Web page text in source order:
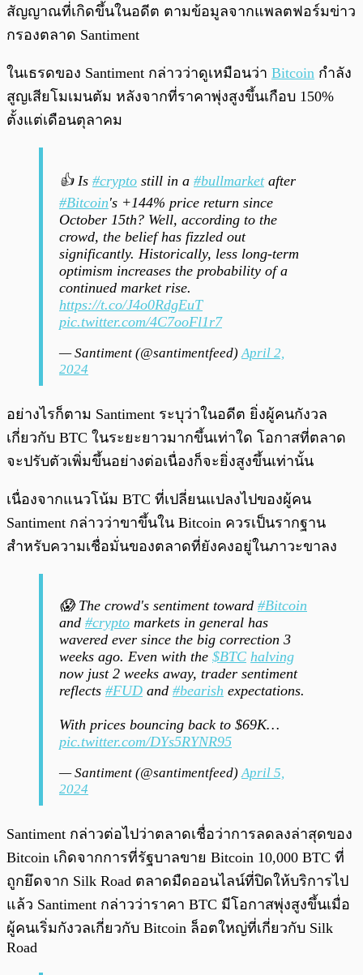
สัญญาณที่เกิดขึ้นในอดีต ตามข้อมูลจากแพลตฟอร์มข่าว
กรองตลาด Santiment
ในเธรดของ Santiment กล่าวว่าดูเหมือนว่า Bitcoin กำลัง
สูญเสียโมเมนตัม หลังจากที่ราคาพุ่งสูงขึ้นเกือบ 150%
ตั้งแต่เดือนตุลาคม
👍 Is #crypto still in a #bullmarketafter
#Bitcoin's +144% price return since
October 15th? Well, according to the
crowd, the belief has fizzled out
significantly. Historically, less long-term
optimism increases the probability of a
continued market rise.
https://t.co/J4o0RdgEuT
pic.twitter.com/4C7ooFl1r7
— Santiment (@santimentfeed)April 2,
2024
อย่างไรก็ตาม Santiment ระบุว่าในอดีต ยิ่งผู้คนกังวล
เกี่ยวกับ BTC ในระยะยาวมากขึ้นเท่าใด โอกาสที่ตลาด
จะปรับตัวเพิ่มขึ้นอย่างต่อเนื่องก็จะยิ่งสูงขึ้นเท่านั้น
เนื่องจากแนวโน้ม BTC ที่เปลี่ยนแปลงไปของผู้คน
Santiment กล่าวว่าขาขึ้นใน Bitcoin ควรเป็นรากฐาน
สำหรับความเชื่อมั่นของตลาดที่ยังคงอยู่ในภาวะขาลง
😱 The crowd's sentiment toward #Bitcoin
and #crypto markets in general has
wavered ever since the big correction 3
weeks ago. Even with the $BTC halving
now just 2 weeks away, trader sentiment
reflects #FUD and #bearish expectations.
With prices bouncing back to $69K…
pic.twitter.com/DYs5RYNR95
— Santiment (@santimentfeed)April 5,
2024
Santiment กล่าวต่อไปว่าตลาดเชื่อว่าการลดลงล่าสุดของ
Bitcoin เกิดจากการที่รัฐบาลขาย Bitcoin 10,000 BTC ที่
ถูกยึดจาก Silk Road ตลาดมืดออนไลน์ที่ปิดให้บริการไป
แล้ว Santiment กล่าวว่าราคา BTC มีโอกาสพุ่งสูงขึ้นเมื่อ
ผู้คนเริ่มกังวลเกี่ยวกับ Bitcoin ล็อตใหญ่ที่เกี่ยวกับ Silk
Road